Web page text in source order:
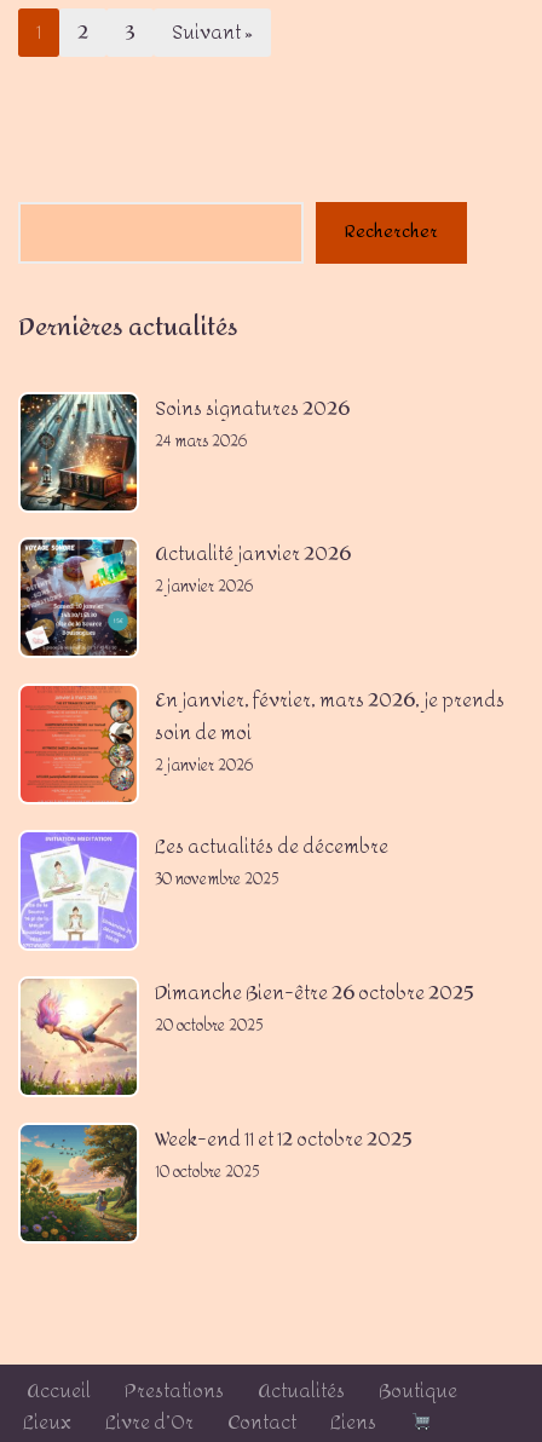
1 2 3 Suivant »
Rechercher
Dernières actualités
Soins signatures 2026
24 mars 2026
Actualité janvier 2026
2 janvier 2026
En janvier, février, mars 2026, je prends
soin de moi
2 janvier 2026
Les actualités de décembre
30 novembre 2025
Dimanche Bien-être 26 octobre 2025
20 octobre 2025
Week-end 11 et 12 octobre 2025
10 octobre 2025
Accueil Prestations Actualités
Boutique
Lieux
Livre d’Or Contact Liens